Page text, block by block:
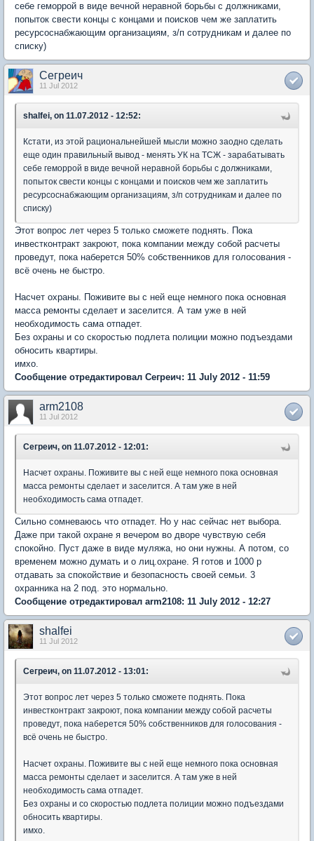
себе геморрой в виде вечной неравной борьбы с должниками,
попыток свести концы с концами и поисков чем же заплатить
ресурсоснабжающим организациям, з/п сотрудникам и далее по
списку)
Сегреич
11 Jul 2012
shalfei, on 11.07.2012 - 12:52:
Кстати, из этой рациональнейшей мысли можно заодно сделать
еще один правильный вывод - менять УК на ТСЖ - зарабатывать
себе геморрой в виде вечной неравной борьбы с должниками,
попыток свести концы с концами и поисков чем же заплатить
ресурсоснабжающим организациям, з/п сотрудникам и далее по
списку)
Этот вопрос лет через 5 только сможете поднять. Пока
инвестконтракт закроют, пока компании между собой расчеты
проведут, пока наберется 50% собственников для голосования -
всё очень не быстро.
Насчет охраны. Поживите вы с ней еще немного пока основная
масса ремонты сделает и заселится. А там уже в ней
необходимость сама отпадет.
Без охраны и со скоростью подлета полиции можно подъездами
обносить квартиры.
имхо.
Сообщение отредактировал Сегреич: 11 July 2012 - 11:59
arm2108
11 Jul 2012
Сегреич, on 11.07.2012 - 12:01:
Насчет охраны. Поживите вы с ней еще немного пока основная
масса ремонты сделает и заселится. А там уже в ней
необходимость сама отпадет.
Сильно сомневаюсь что отпадет. Но у нас сейчас нет выбора.
Даже при такой охране я вечером во дворе чувствую себя
спокойно. Пуст даже в виде муляжа, но они нужны. А потом, со
временем можно думать и о лиц.охране. Я готов и 1000 р
отдавать за спокойствие и безопасность своей семьи. 3
охранника на 2 под. это нормально.
Сообщение отредактировал arm2108: 11 July 2012 - 12:27
shalfei
11 Jul 2012
Сегреич, on 11.07.2012 - 13:01:
Этот вопрос лет через 5 только сможете поднять. Пока
инвестконтракт закроют, пока компании между собой расчеты
проведут, пока наберется 50% собственников для голосования -
всё очень не быстро.
Насчет охраны. Поживите вы с ней еще немного пока основная
масса ремонты сделает и заселится. А там уже в ней
необходимость сама отпадет.
Без охраны и со скоростью подлета полиции можно подъездами
обносить квартиры.
имхо.